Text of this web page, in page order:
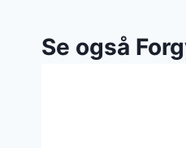
Se også